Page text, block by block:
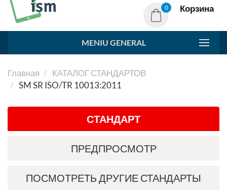
0 Корзина
MENIU GENERAL
Главная
КАТАЛОГ СТАНДАРТОВ
SM SR ISO/TR 10013:2011
СТАНДАРТ
ПРЕДПРОСМОТР
ПОСМОТРЕТЬ ДРУГИЕ СТАНДАРТЫ